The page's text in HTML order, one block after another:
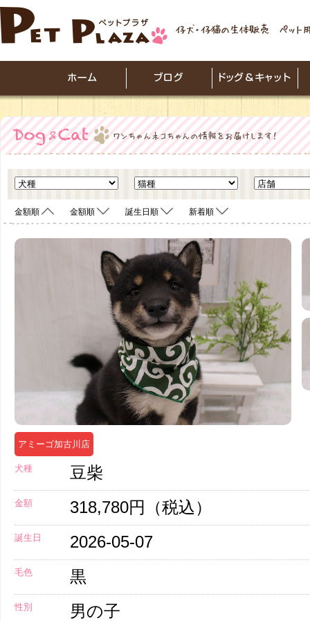
金額順 金額順 誕生日順 新着順
<
アミーゴ加古川店
犬種 豆柴
金額 318,780円（税込）
誕生日 2026-05-07
毛色 黒
性別 男の子